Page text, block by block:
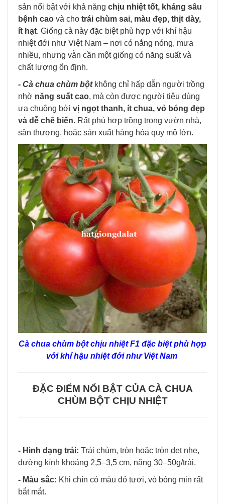
sản nổi bật với khả năng chịu nhiệt tốt, kháng sâu
bệnh cao và cho trái chùm sai, màu đẹp, thịt dày,
ít hạt. Giống cà này đặc biệt phù hợp với khí hậu
nhiệt đới như Việt Nam – nơi có nắng nóng, mưa
nhiều, nhưng vẫn cần một giống có năng suất và
chất lượng ổn định.
- Cà chua chùm bộtkhông chỉ hấp dẫn người trồng
nhờ năng suất cao, mà còn được người tiêu dùng
ưa chuộng bởi vị ngọt thanh, ít chua, vỏ bóng đẹp
và dễ chế biến. Rất phù hợp trồng trong vườn nhà,
sân thượng, hoặc sản xuất hàng hóa quy mô lớn.
Cà chua chùm bột chịu nhiệt F1 đặc biệt phù hợp
với khí hậu nhiệt đới như Việt Nam
ĐẶC ĐIỂM NỔI BẬT CỦA CÀ CHUA
CHÙM BỘT CHỊU NHIỆT
- Hình dạng trái: Trái chùm, tròn hoặc tròn dẹt nhẹ,
đường kính khoảng 2,5–3,5 cm, nặng 30–50g/trái.
- Màu sắc: Khi chín có màu đỏ tươi, vỏ bóng mịn rất
bắt mắt.